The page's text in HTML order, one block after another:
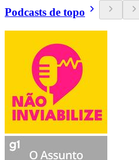
Podcasts de topo